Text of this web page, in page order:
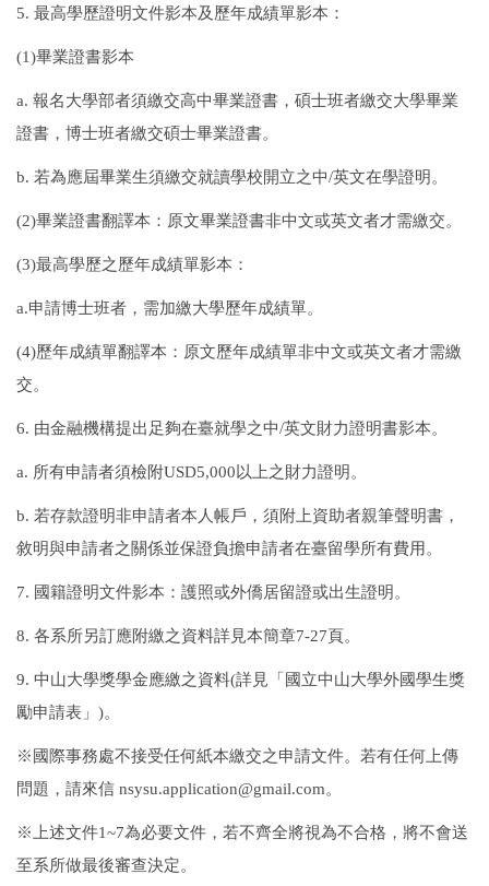
5. 最高學歷證明文件影本及歷年成績單影本：
(1)畢業證書影本
a. 報名大學部者須繳交高中畢業證書，碩士班者繳交大學畢業
證書，博士班者繳交碩士畢業證書。
b. 若為應屆畢業生須繳交就讀學校開立之中/英文在學證明。
(2)畢業證書翻譯本：原文畢業證書非中文或英文者才需繳交。
(3)最高學歷之歷年成績單影本：
a.申請博士班者，需加繳大學歷年成績單。
(4)歷年成績單翻譯本：原文歷年成績單非中文或英文者才需繳
交。
6. 由金融機構提出足夠在臺就學之中/英文財力證明書影本。
a. 所有申請者須檢附USD5,000以上之財力證明。
b. 若存款證明非申請者本人帳戶，須附上資助者親筆聲明書，
敘明與申請者之關係並保證負擔申請者在臺留學所有費用。
7. 國籍證明文件影本：護照或外僑居留證或出生證明。
8. 各系所另訂應附繳之資料詳見本簡章7-27頁。
9. 中山大學獎學金應繳之資料(詳見「國立中山大學外國學生獎
勵申請表」 )。
※國際事務處不接受任何紙本繳交之申請文件。若有任何上傳
問題，請來信 nsysu.application@gmail.com。
※ 上述文件1~7為必要文件，若不齊全將視為不合格，將不會送
至系所做最後審查決定。